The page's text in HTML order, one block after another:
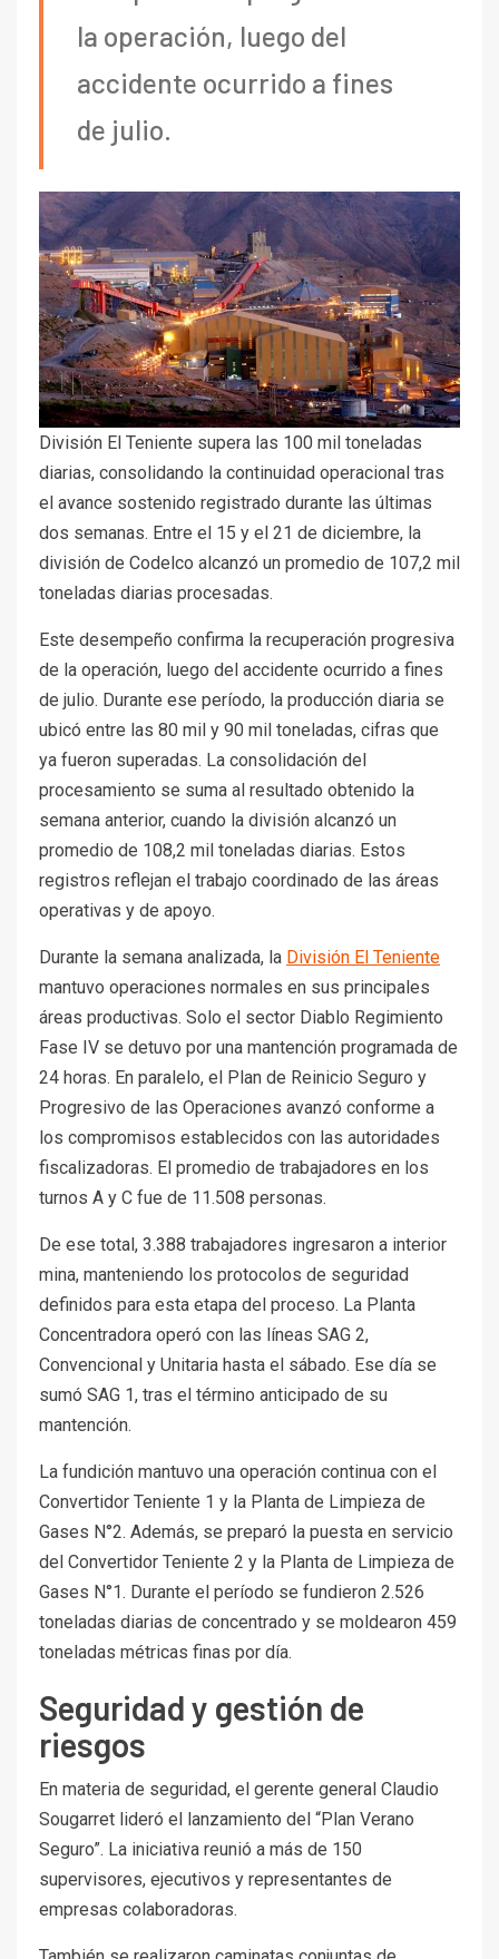
la operación, luego del
accidente ocurrido a fines
de julio.
División El Teniente supera las 100 mil toneladas
diarias, consolidando la continuidad operacional tras
el avance sostenido registrado durante las últimas
dos semanas. Entre el 15 y el 21 de diciembre, la
división de Codelco alcanzó un promedio de 107,2 mil
toneladas diarias procesadas.
Este desempeño confirma la recuperación progresiva
de la operación, luego del accidente ocurrido a fines
de julio. Durante ese período, la producción diaria se
ubicó entre las 80 mil y 90 mil toneladas, cifras que
ya fueron superadas. La consolidación del
procesamiento se suma al resultado obtenido la
semana anterior, cuando la división alcanzó un
promedio de 108,2 mil toneladas diarias. Estos
registros reflejan el trabajo coordinado de las áreas
operativas y de apoyo.
Durante la semana analizada, la División El Teniente
mantuvo operaciones normales en sus principales
áreas productivas. Solo el sector Diablo Regimiento
Fase IV se detuvo por una mantención programada de
24 horas. En paralelo, el Plan de Reinicio Seguro y
Progresivo de las Operaciones avanzó conforme a
los compromisos establecidos con las autoridades
fiscalizadoras. El promedio de trabajadores en los
turnos A y C fue de 11.508 personas.
De ese total, 3.388 trabajadores ingresaron a interior
mina, manteniendo los protocolos de seguridad
definidos para esta etapa del proceso. La Planta
Concentradora operó con las líneas SAG 2,
Convencional y Unitaria hasta el sábado. Ese día se
sumó SAG 1, tras el término anticipado de su
mantención.
La fundición mantuvo una operación continua con el
Convertidor Teniente 1 y la Planta de Limpieza de
Gases N°2. Además, se preparó la puesta en servicio
del Convertidor Teniente 2 y la Planta de Limpieza de
Gases N°1. Durante el período se fundieron 2.526
toneladas diarias de concentrado y se moldearon 459
toneladas métricas finas por día.
Seguridad y gestión de
riesgos
En materia de seguridad, el gerente general Claudio
Sougarret lideró el lanzamiento del “Plan Verano
Seguro”. La iniciativa reunió a más de 150
supervisores, ejecutivos y representantes de
empresas colaboradoras.